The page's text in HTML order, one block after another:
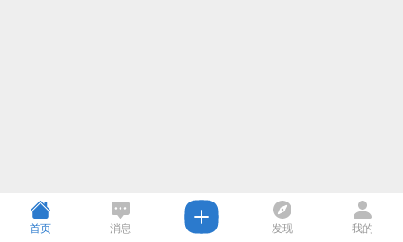
首页 消息 发现 我的